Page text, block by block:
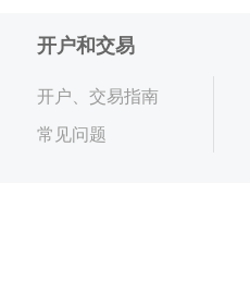
开户和交易
开户、交易指南
常见问题